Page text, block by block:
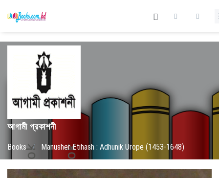
আগামী প্রকাশনী
Books / Manusher Etihash : Adhunik Urope (1453-1648)